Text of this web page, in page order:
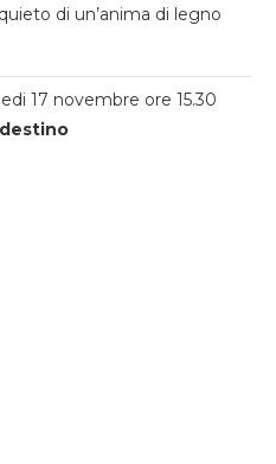
di un’anima di legno
17 novembre ore 15.30